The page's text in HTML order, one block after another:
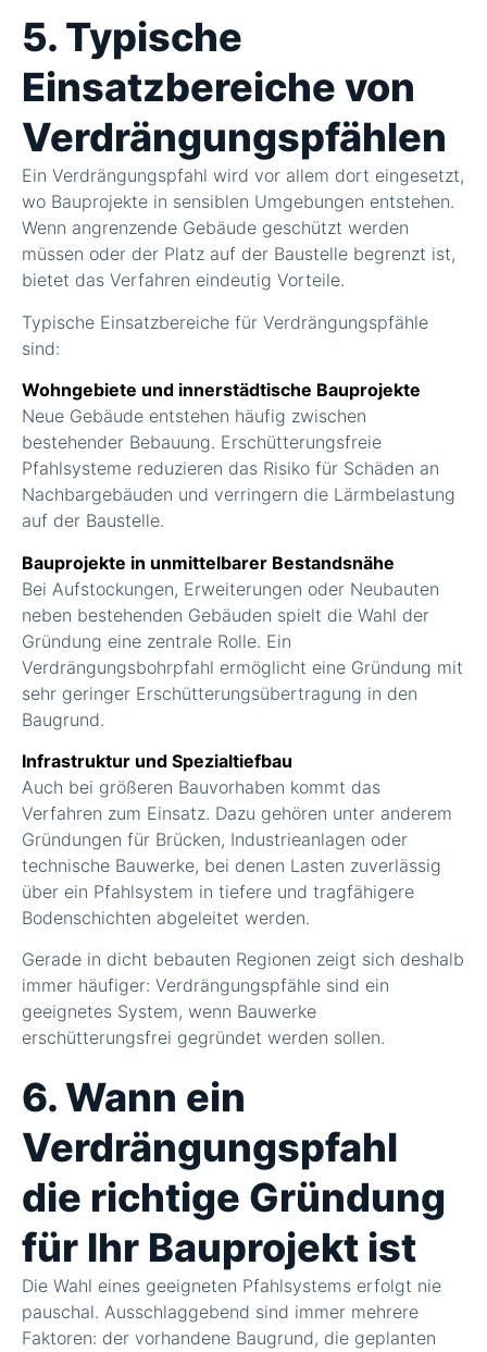
5. Typische
Einsatzbereiche von
Verdrängungspfählen
Ein Verdrängungspfahl wird vor allem dort eingesetzt,
wo Bauprojekte in sensiblen Umgebungen entstehen.
Wenn angrenzende Gebäude geschützt werden
müssen oder der Platz auf der Baustelle begrenzt ist,
bietet das Verfahren eindeutig Vorteile.
Typische Einsatzbereiche für Verdrängungspfähle
sind:
Wohngebiete und innerstädtische Bauprojekte
Neue Gebäude entstehen häufig zwischen
bestehender Bebauung. Erschütterungsfreie
Pfahlsysteme reduzieren das Risiko für Schäden an
Nachbargebäuden und verringern die Lärmbelastung
auf der Baustelle.
Bauprojekte in unmittelbarer Bestandsnähe
Bei Aufstockungen, Erweiterungen oder Neubauten
neben bestehenden Gebäuden spielt die Wahl der
Gründung eine zentrale Rolle. Ein
Verdrängungsbohrpfahl ermöglicht eine Gründung mit
sehr geringer Erschütterungsübertragung in den
Baugrund.
Infrastruktur und Spezialtiefbau
Auch bei größeren Bauvorhaben kommt das
Verfahren zum Einsatz. Dazu gehören unter anderem
Gründungen für Brücken, Industrieanlagen oder
technische Bauwerke, bei denen Lasten zuverlässig
über ein Pfahlsystem in tiefere und tragfähigere
Bodenschichten abgeleitet werden.
Gerade in dicht bebauten Regionen zeigt sich deshalb
immer häufiger: Verdrängungspfähle sind ein
geeignetes System, wenn Bauwerke
erschütterungsfrei gegründet werden sollen.
6. Wann ein
Verdrängungspfahl
die richtige Gründung
für Ihr Bauprojekt ist
Die Wahl eines geeigneten Pfahlsystems erfolgt nie
pauschal. Ausschlaggebend sind immer mehrere
Faktoren: der vorhandene Baugrund, die geplanten